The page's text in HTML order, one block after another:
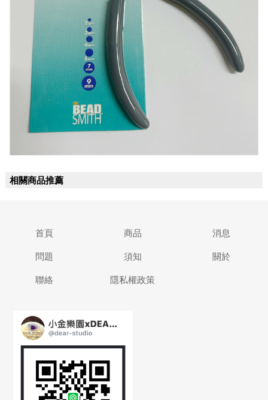
相關商品推薦
首頁 商品 消息
問題 須知 關於
聯絡 隱私權政策